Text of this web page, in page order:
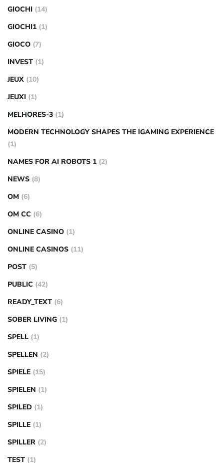
GIOCHI (14)
GIOCHI1 (1)
GIOCO (7)
INVEST (1)
JEUX (10)
JEUXI (1)
MELHORES-3 (1)
MODERN TECHNOLOGY SHAPES THE IGAMING EXPERIENCE
(1)
NAMES FOR AI ROBOTS 1 (2)
NEWS (8)
OM (6)
OM CC (6)
ONLINE CASINO (1)
ONLINE CASINOS (11)
POST (5)
PUBLIC (42)
READY_TEXT (6)
SOBER LIVING (1)
SPELL (1)
SPELLEN (2)
SPIELE (15)
SPIELEN (1)
SPILED (1)
SPILLE (1)
SPILLER (2)
TEST (1)